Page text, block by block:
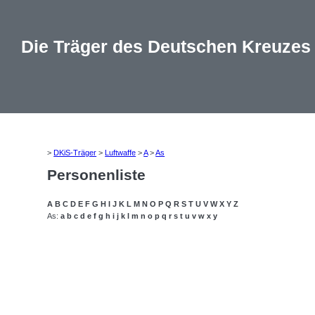
Die Träger des Deutschen Kreuzes
>DKiS-Träger >Luftwaffe >A>As
Personenliste
A B C D E F G H I J K L M N O P Q R S T U V W X Y Z
As:a b c d e f g h i j k l m n o p q r s t u v w x y